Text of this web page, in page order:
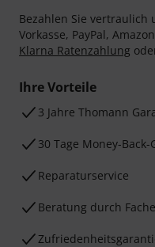
Bezahlen Sie vertraulich
Vorkasse, PayPal,
Klarna Ratenzahlung
Ihre Vorteile
3 Jahre Thomann
30 Tage Money-Back-
Reparaturservice
Beratung durch